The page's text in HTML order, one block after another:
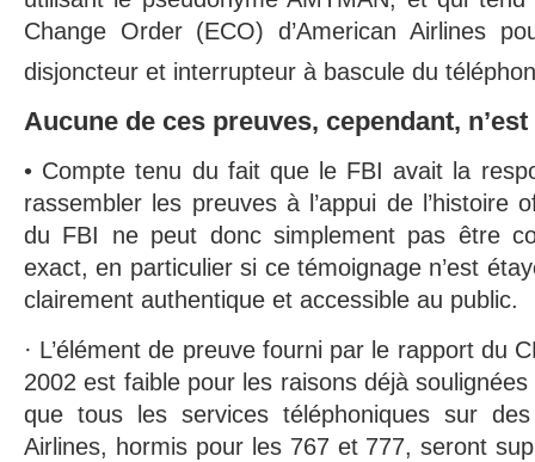
Change Order (ECO) d’American Airlines
disjoncteur et interrupteur à bascule du
Aucune de ces preuves, cependant,
• Compte tenu du fait que le FBI avait la
rassembler les preuves à l’appui de l’histoire
du FBI ne peut donc simplement pas être
exact, en particulier si ce témoignage n’est
clairement authentique et accessible au public.
· L’élément de preuve fourni par le rapport du
2002 est faible pour les raisons déjà
que tous les services téléphoniques sur des
Airlines, hormis pour les 767 et 777, seront